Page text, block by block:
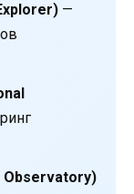
—
Observatory)